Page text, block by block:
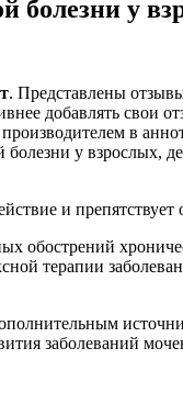
у
. Представлены
добавлять свои
в
у взрослых,
и
обострений
терапии
заболеваний